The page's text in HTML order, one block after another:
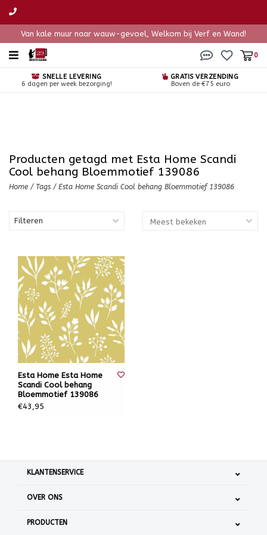
Van kale muur naar wauw-gevoel, Welkom bij Verf en Wand!
0
SNELLE LEVERING
6 dagen per week bezorging!
GRATIS VERZENDING
Boven de €75 euro
Producten getagd met Esta Home Scandi
Cool behang Bloemmotief 139086
Home / Tags / Esta Home Scandi Cool behang Bloemmotief 139086
Filteren
Esta Home Esta Home
Scandi Cool behang
Bloemmotief 139086
€43,95
KLANTENSERVICE
OVER ONS
PRODUCTEN